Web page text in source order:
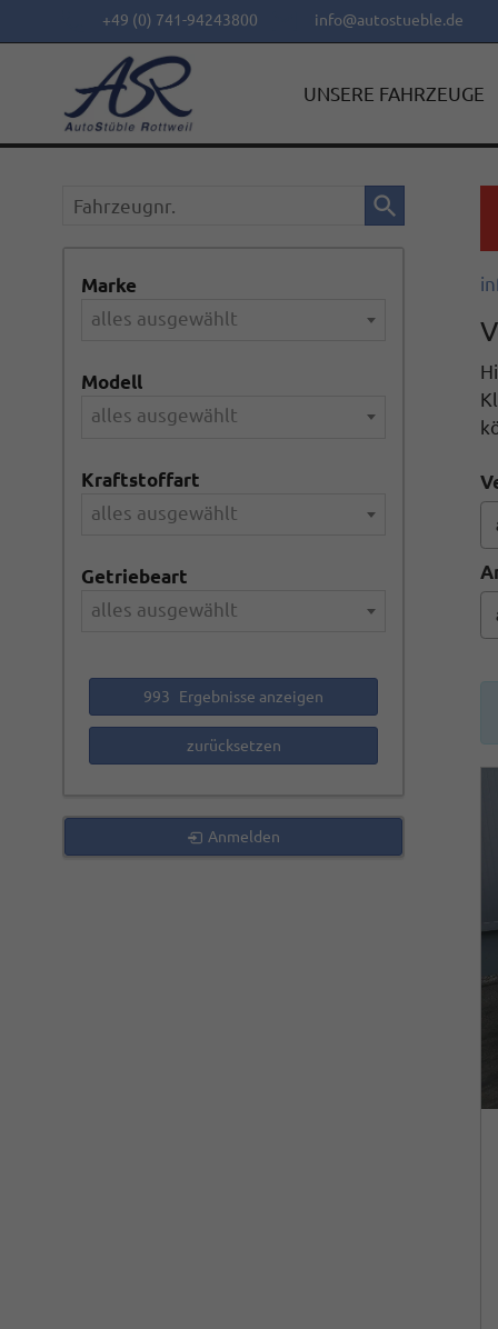
+49 (0) 741-94243800 info@autostueble.de
UNSERE FAHRZEUGE
Fahrzeugnr.
Marke
alles ausgewählt
Modell
alles ausgewählt
Kraftstoffart
alles ausgewählt
Getriebeart
alles ausgewählt
993 Ergebnisse anzeigen
zurücksetzen
Anmelden